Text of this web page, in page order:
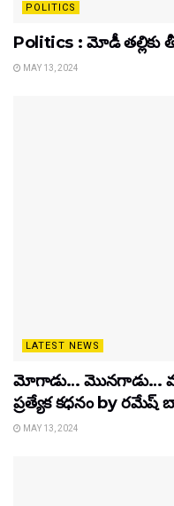
POLITICS
Politics : మోడీ తల్లికు
MAY 13, 2024
LATEST NEWS
మోగాడు… మొనగాడు…
ప్రత్యేక కధనం by రమేష్
MAY 13, 2024